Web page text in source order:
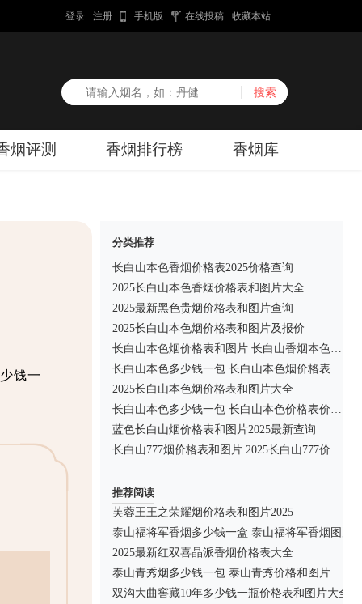
登录 注册 手机版 在线投稿 收藏本站
烟评测 香烟排行榜 香烟库
钱一
分类推荐
长白山本色香烟价格表2025价格查询
2025长白山本色香烟价格表和图片大全
2025最新黑色贵烟价格表和图片查询
2025长白山本色烟价格表和图片及报价
长白山本色烟价格表和图片 长白山香烟本色多少钱一包
长白山本色多少钱一包 长白山本色烟价格表
2025长白山本色烟价格表和图片大全
长白山本色多少钱一包 长白山本色价格表价格查询
蓝色长白山烟价格表和图片2025最新查询
长白山777烟价格表和图片 2025长白山777价格查询
推荐阅读
芙蓉王王之荣耀烟价格表和图片2025
泰山福将军香烟多少钱一盒 泰山福将军香烟图片
2025最新红双喜晶派香烟价格表大全
泰山青秀烟多少钱一包 泰山青秀价格和图片
双沟大曲窖藏10年多少钱一瓶价格表和图片大全